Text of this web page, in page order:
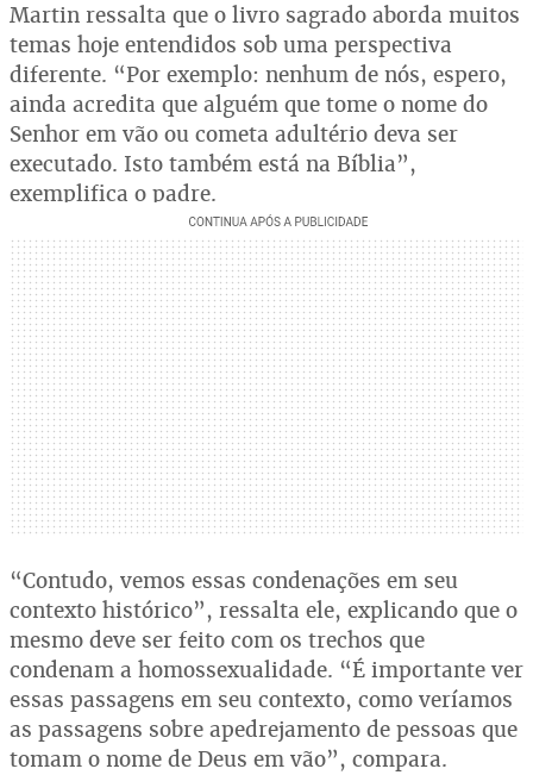
Martin ressalta que o livro sagrado aborda muitos
temas hoje entendidos sob uma perspectiva
diferente. “Por exemplo: nenhum de nós, espero,
ainda acredita que alguém que tome o nome do
Senhor em vão ou cometa adultério deva ser
executado. Isto também está na Bíblia”,
exemplifica o padre.
“Contudo, vemos essas condenações em seu
contexto histórico”, ressalta ele, explicando que o
mesmo deve ser feito com os trechos que
condenam a homossexualidade. “É importante ver
essas passagens em seu contexto, como veríamos
as passagens sobre apedrejamento de pessoas que
tomam o nome de Deus em vão”, compara.